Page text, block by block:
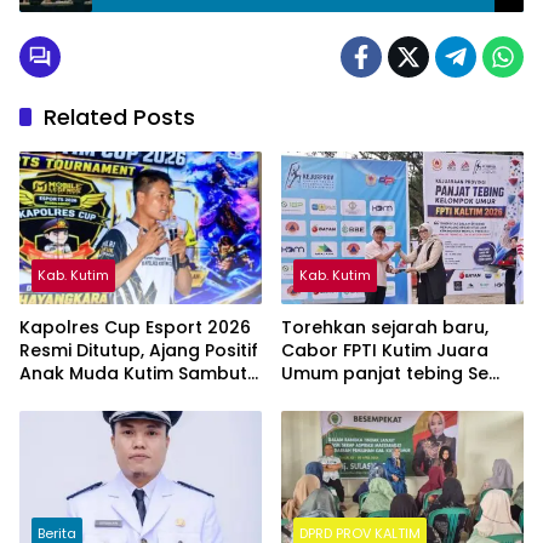
Peran Pelaku Budaya
Related Posts
Kab. Kutim
Kapolres Cup Esport 2026
Resmi Ditutup, Ajang Positif
Anak Muda Kutim Sambut
Kab. Kutim
Torehkan sejarah baru,
Cabor FPTI Kutim Juara
Umum panjat tebing Se
Berita DPRD PROV KALTIM